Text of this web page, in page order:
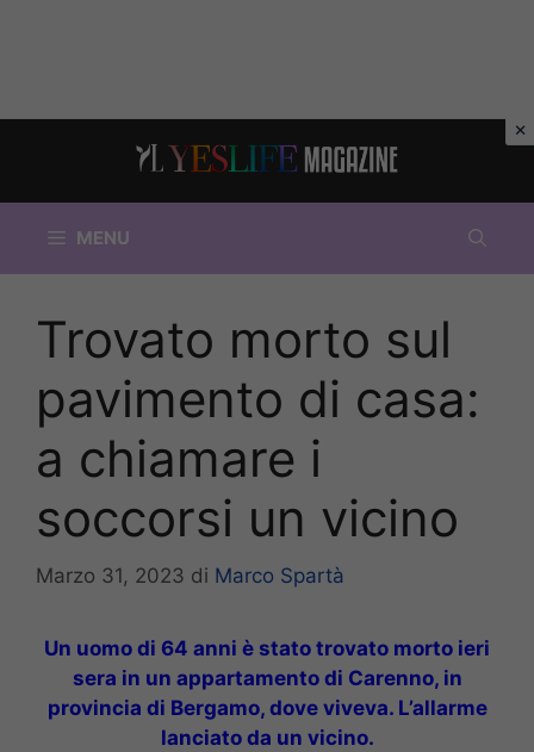
MENU
Trovato morto sul
pavimento di casa:
a chiamare i
soccorsi un vicino
Marzo 31, 2023 di Marco Spartà
Un uomo di 64 anni è stato trovato morto ieri
sera in un appartamento di Carenno, in
provincia di Bergamo, dove viveva. L’allarme
lanciato da un vicino.